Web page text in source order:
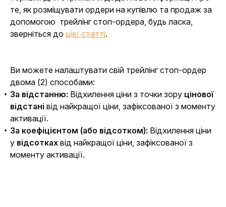
те, як розміщувати ордери на купівлю та продаж за
допомогою  трейлінг стоп-ордера, будь ласка,
зверніться до цієї статті.
Ви можете налаштувати свій трейлінг стоп-ордер
двома (2) способами:
За відстанню: Відхилення ціни з точки зору цінової
відстані від найкращої ціни, зафіксованої з моменту
активації.
За коефіцієнтом (або відсотком): Відхилення ціни
у відсотках від найкращої ціни, зафіксованої з
моменту активації.